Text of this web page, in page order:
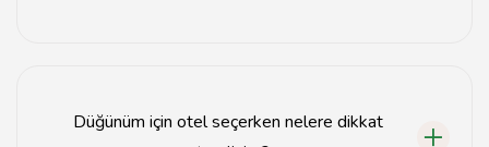
Düğünüm için otel seçerken nelere dikkat